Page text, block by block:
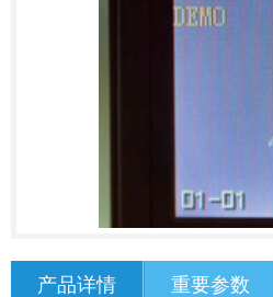
产品详情 重要参数